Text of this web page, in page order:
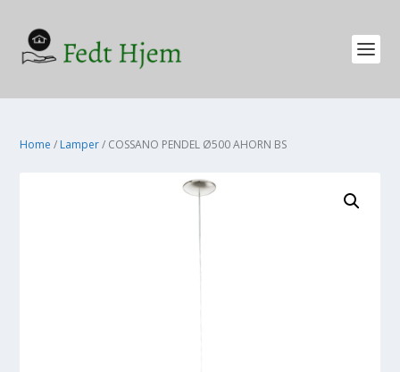
Home / Lamper/ COSSANO PENDEL Ø500 AHORN BS